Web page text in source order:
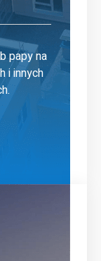
papy na
i innych